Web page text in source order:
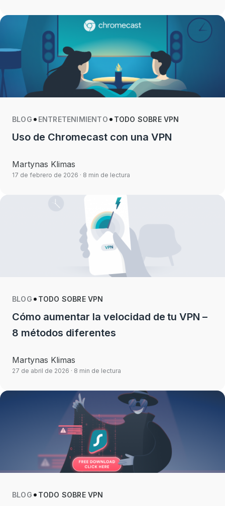
BLOG ENTRETENIMIENTO TODO SOBRE VPN
Uso de Chromecast con una VPN
Martynas Klimas
17 de febrero de 2026 · 8 min de lectura
BLOG TODO SOBRE VPN
Cómo aumentar la velocidad de tu VPN –
8 métodos diferentes
Martynas Klimas
27 de abril de 2026 · 8 min de lectura
BLOG TODO SOBRE VPN